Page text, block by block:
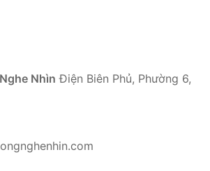
Nhìn Điện Biên Phủ, Phường 6,